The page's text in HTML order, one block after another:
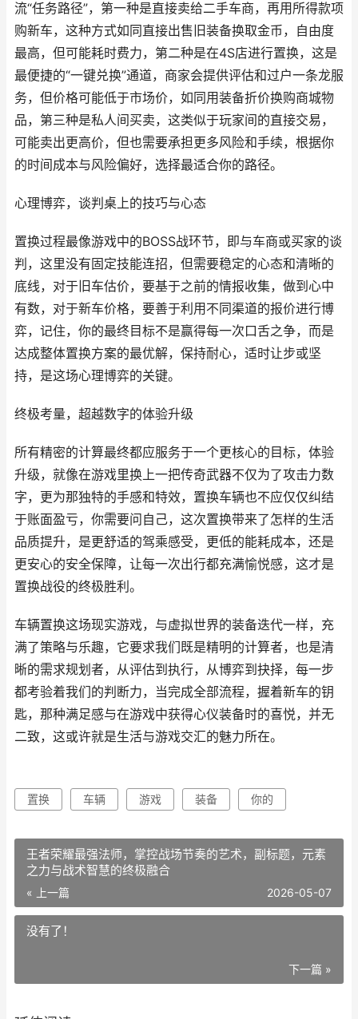
流“任务路径”，第一种是直接卖给二手车商，再用所得款项
购新车，这种方式如同直接出售旧装备换取金币，自由度
最高，但可能耗时费力，第二种是在4S店进行置换，这是
最便捷的“一键兑换”通道，商家会提供评估和过户一条龙服
务，但价格可能低于市场价，如同用装备折价换购商城物
品，第三种是私人间买卖，这类似于玩家间的直接交易，
可能卖出更高价，但也需要承担更多风险和手续，根据你
的时间成本与风险偏好，选择最适合你的路径。
心理博弈，谈判桌上的技巧与心态
置换过程最像游戏中的BOSS战环节，即与车商或买家的谈
判，这里没有固定技能连招，但需要稳定的心态和清晰的
底线，对于旧车估价，要基于之前的情报收集，做到心中
有数，对于新车价格，要善于利用不同渠道的报价进行博
弈，记住，你的最终目标不是赢得每一次口舌之争，而是
达成整体置换方案的最优解，保持耐心，适时让步或坚
持，是这场心理博弈的关键。
终极考量，超越数字的体验升级
所有精密的计算最终都应服务于一个更核心的目标，体验
升级，就像在游戏里换上一把传奇武器不仅为了攻击力数
字，更为那独特的手感和特效，置换车辆也不应仅仅纠结
于账面盈亏，你需要问自己，这次置换带来了怎样的生活
品质提升，是更舒适的驾乘感受，更低的能耗成本，还是
更安心的安全保障，让每一次出行都充满愉悦感，这才是
置换战役的终极胜利。
车辆置换这场现实游戏，与虚拟世界的装备迭代一样，充
满了策略与乐趣，它要求我们既是精明的计算者，也是清
晰的需求规划者，从评估到执行，从博弈到抉择，每一步
都考验着我们的判断力，当完成全部流程，握着新车的钥
匙，那种满足感与在游戏中获得心仪装备时的喜悦，并无
二致，这或许就是生活与游戏交汇的魅力所在。
置换 车辆 游戏 装备 你的
王者荣耀最强法师，掌控战场节奏的艺术，副标题，元素
之力与战术智慧的终极融合
« 上一篇 2026-05-07
没有了！
下一篇 »